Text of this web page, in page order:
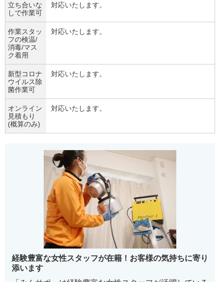
立ち合いな
しで作業可
対応いたします。
作業スタッ
フの検温/
消毒/マス
ク着用
対応いたします。
新型コロナ
ウイルス除
菌作業可
対応いたします。
オンライン
見積もり
(概算のみ)
対応いたします。
経験豊富な女性スタッフが在籍！お客様の気持ちに寄り
添います